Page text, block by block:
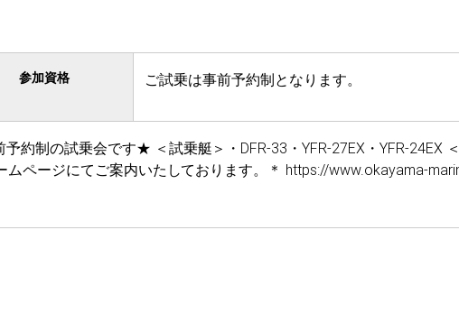
参加資格 ご試乗は事前予約制となります。
の試乗会です★ ＜試乗艇＞・DFR-33・YFR-27EX・YFR-24EX ＜
ムページにてご案内いたしております。＊ https://www.okayama-